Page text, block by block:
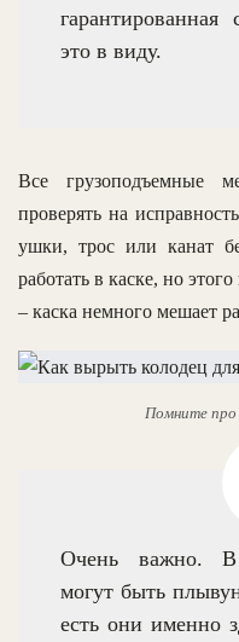
гарантированная
это в виду.
Все грузоподъемные
проверять на
ушки, трос или канат
работать в каске, но
– каска немного мешает
Помните про
Очень важно. В
могут быть
есть они именно